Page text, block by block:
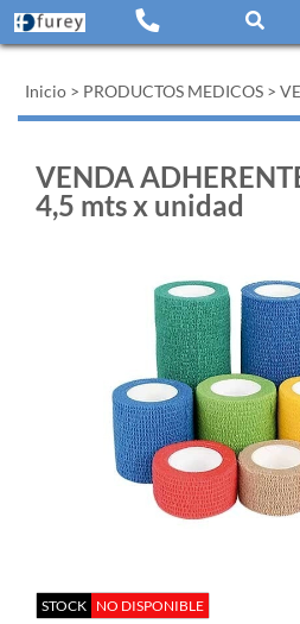
Inicio > PRODUCTOS MEDICOS >
VENDA
4,5 mts x unidad
STOCK NO DISPONIBLE